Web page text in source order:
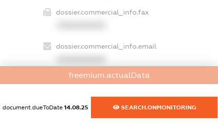
dossier.commercial_info.fax
dossier.commercial_info.email
dossier.commercial_info.website
freemium.actualData
document.dueToDate 14.08.25 SEARCH.ONMONITORING